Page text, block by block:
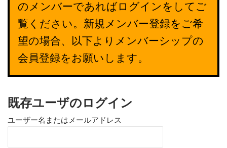
のメンバーであればログインをしてご
覧ください。新規メンバー登録をご希
望の場合、以下よりメンバーシップの
会員登録をお願いします。
既存ユーザのログイン
ユーザー名またはメールアドレス